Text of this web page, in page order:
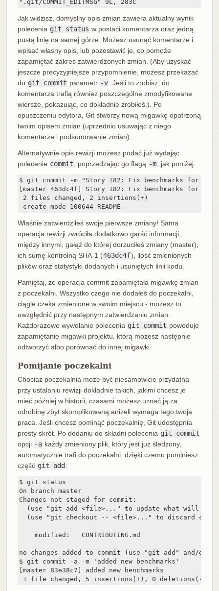
".git/COMMIT_EDITMSG" 9L, 283C
Jak widzisz, domyślny opis zmian zawiera aktualny wynik
polecenia git status w postaci komentarza oraz jedną
pustą linię na samej górze. Możesz usunąć komentarze i
wpisać własny opis, lub pozostawić je, co pomoże
zapamiętać zakres zatwierdzonych zmian. (Aby uzyskać
jeszcze precyzyjniejsze przypomnienie, możesz przekazać
do git commit parametr -v . Jeśli to zrobisz, do
komentarza trafią również poszczególne zmodyfikowane
wiersze, pokazując, co dokładnie zrobiłeś.). Po
opuszczeniu edytora, Git stworzy nową migawkę opatrzoną
twoim opisem zmian (uprzednio usuwając z niego
komentarze i podsumowanie zmian).
Alternatywnie opis rewizji możesz podać już wydając
polecenie commit , poprzedzając go flagą -m , jak poniżej:
$ git commit -m "Story 182: Fix benchmarks for
[master 463dc4f] Story 182: Fix benchmarks for
2 files changed, 2 insertions(+)
create mode 100644 README
Właśnie zatwierdziłeś swoje pierwsze zmiany! Sama
operacja rewizji zwróciła dodatkowo garść informacji,
między innymi, gałąź do której dorzuciłeś zmiany (master),
ich sumę kontrolną SHA-1 (463dc4f), ilość zmienionych
plików oraz statystyki dodanych i usuniętych linii kodu.
Pamiętaj, że operacja commit zapamiętała migawkę zmian
z poczekalni. Wszystko czego nie dodałeś do poczekalni,
ciągle czeka zmienione w swoim miejscu - możesz to
uwzględnić przy następnym zatwierdzaniu zmian.
Każdorazowe wywołanie polecenia git commit powoduje
zapamiętanie migawki projektu, którą możesz następnie
odtworzyć albo porównać do innej migawki.
Pomijanie poczekalni
Chociaż poczekalnia może być niesamowicie przydatna
przy ustalaniu rewizji dokładnie takich, jakimi chcesz je
mieć później w historii, czasami możesz uznać ją za
odrobinę zbyt skomplikowaną aniżeli wymaga tego twoja
praca. Jeśli chcesz pominąć poczekalnię, Git udostępnia
prosty skrót. Po dodaniu do składni polecenia git commit
opcji -a każdy zmieniony plik, który jest już śledzony,
automatycznie trafi do poczekalni, dzięki czemu pominiesz
część git add :
$ git status
On branch master
Changes not staged for commit:
(use "git add <file>..." to update what will be
(use "git checkout -- <file>..." to discard
    modified:   CONTRIBUTING.md
no changes added to commit (use "git add" and/or
$ git commit -a -m 'added new benchmarks'
[master 83e38c7] added new benchmarks
1 file changed, 5 insertions(+), 0 deletions(-)